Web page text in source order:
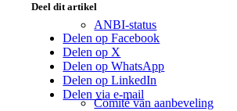
ANBI-status
Comité van aanbeveling
Deel dit artikel
Delen op Facebook
Delen op X
Delen op WhatsApp
Delen op LinkedIn
Delen via e-mail